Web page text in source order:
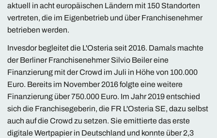
aktuell in acht europäischen Ländern mit 150 Standorten
vertreten, die im Eigenbetrieb und über Franchisenehmer
betrieben werden.
Invesdor begleitet die L'Osteria seit 2016. Damals machte
der Berliner Franchisenehmer Silvio Beiler eine
Finanzierung mit der Crowd im Juli in Höhe von 100.000
Euro. Bereits im November 2016 folgte eine weitere
Finanzierung über 750.000 Euro. Im Jahr 2019 entschied
sich die Franchisegeberin, die FR L'Osteria SE, dazu selbst
auch auf die Crowd zu setzen. Sie emittierte das erste
digitale Wertpapier in Deutschland und konnte über 2,3